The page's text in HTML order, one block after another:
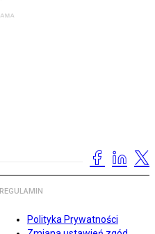
REGULAMIN
Polityka Prywatności